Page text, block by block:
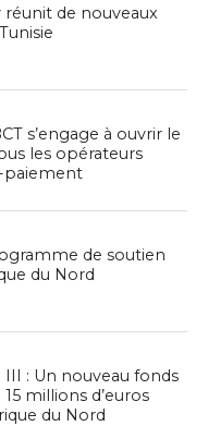
réunit de nouveaux
s’engage à ouvrir le
les opérateurs
paiement
de soutien
du Nord
III : Un nouveau fonds
millions d’euros
du Nord